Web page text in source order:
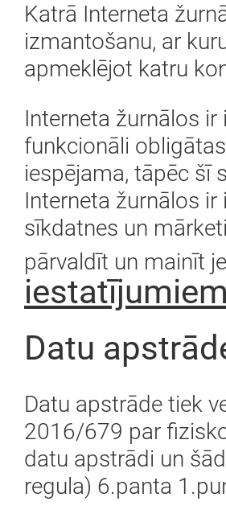
Katrā Interneta
izmantošanu, ar
apmeklējot katru
Interneta žurnālos
funkcionāli
iespējama, tāpēc šī
Interneta žurnālos
sīkdatnes un
pārvaldīt un mainīt
iestatījumiem
Datu
Datu apstrāde tiek
2016/679 par
datu apstrādi un
regula) 6.panta